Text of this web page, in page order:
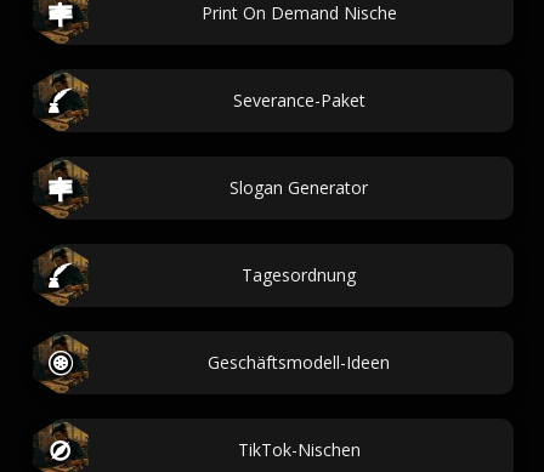
Print On Demand Nische
Severance-Paket
Slogan Generator
Tagesordnung
Geschäftsmodell-Ideen
TikTok-Nischen